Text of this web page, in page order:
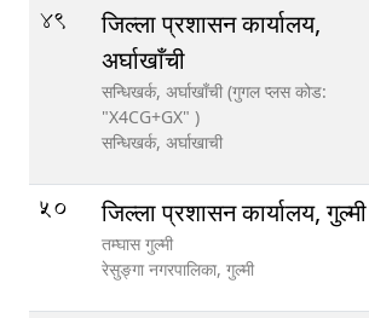
49
जिल्ला प्रशासन कार्यालय,
अर्घाखाँची
सन्धिखर्क, अर्घाखाँची (गुगल प्लस कोड:
"X4CG+GX" )
सन्धिखर्क, अर्घाखाची
50 जिल्ला प्रशासन कार्यालय, गुल्मी
तम्घास गुल्मी
रेसुङ्गा नगरपालिका, गुल्मी